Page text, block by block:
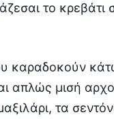
το
καραδοκούν
απλώς μισή
τα